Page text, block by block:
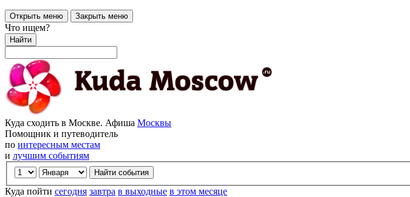
Открыть меню Закрыть меню
Что ищем?
Найти
Куда сходить в Москве. Афиша Москвы
Помощник и путеводитель
по интересным местам
и лучшим событиям
Куда пойти сегодня завтра в выходные в этом месяце